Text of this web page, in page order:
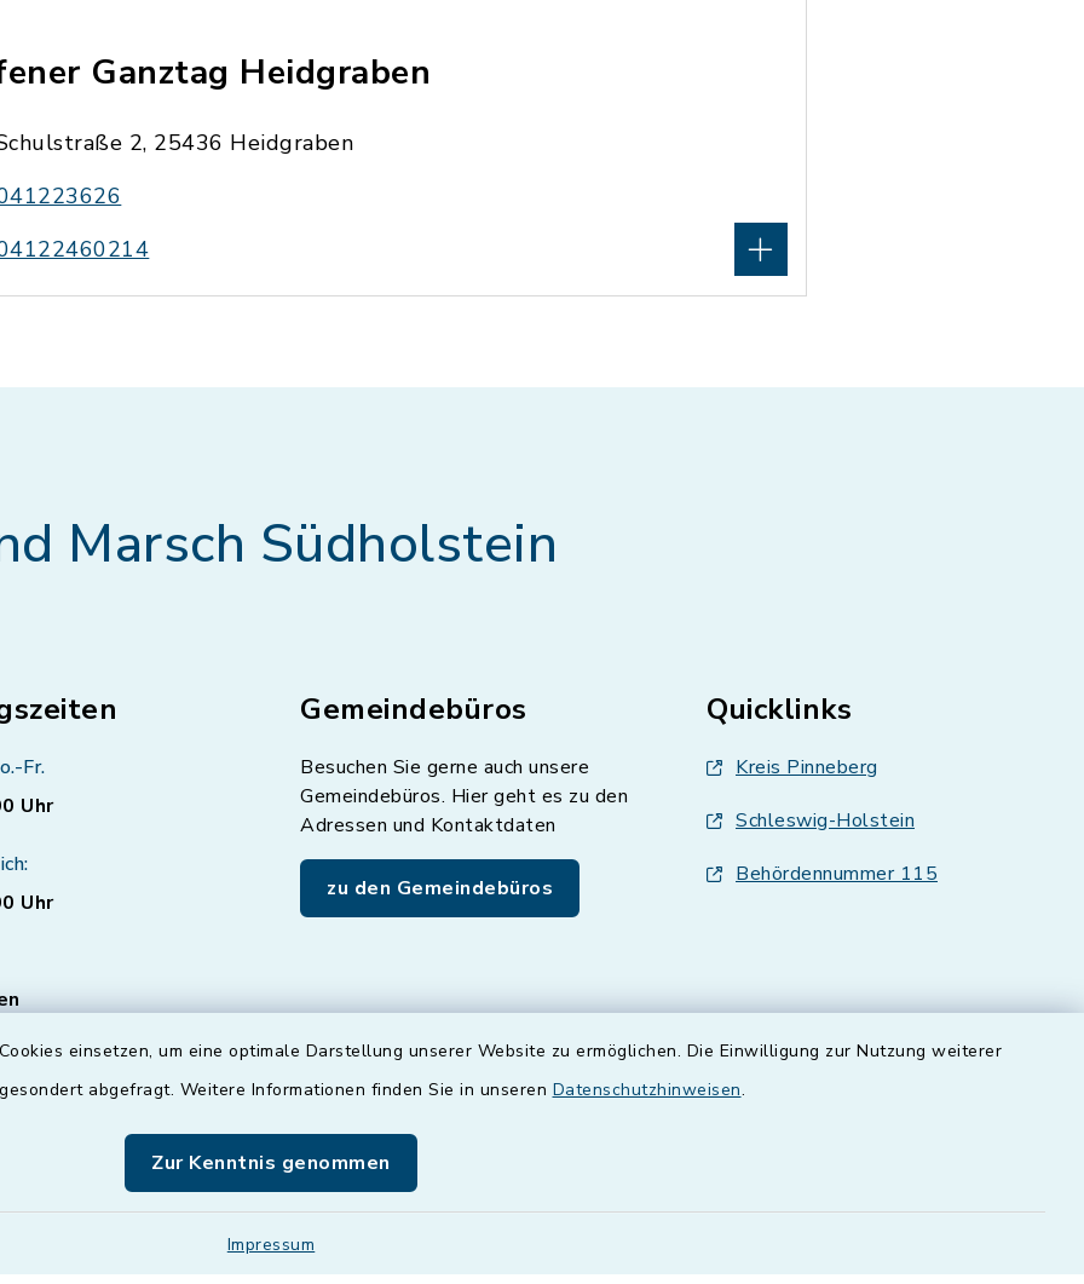
einsetzen, um eine optimale Darstellung unserer Website zu ermöglichen. Die Einwilligung zur Nutzung weiterer
abgefragt. Weitere Informationen finden Sie in unseren Datenschutzhinweisen.
Zur Kenntnis genommen
Impressum
Ganztag Heidgraben
2, 25436 Heidgraben
Marsch Südholstein
Fr.
Uhr
Uhr
für den Bereich
nur mit
Terminvereinbarung
Sie auch gerne
mit uns
Gemeindebüros
Besuchen Sie gerne auch unsere
Gemeindebüros. Hier geht es zu den
Adressen und Kontaktdaten
zu den Gemeindebüros
Quicklinks
Kreis Pinneberg
Schleswig-Holstein
Behördennummer 115